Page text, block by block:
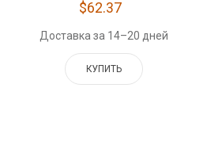
$62.37
Доставка за 14–20 дней
КУПИТЬ